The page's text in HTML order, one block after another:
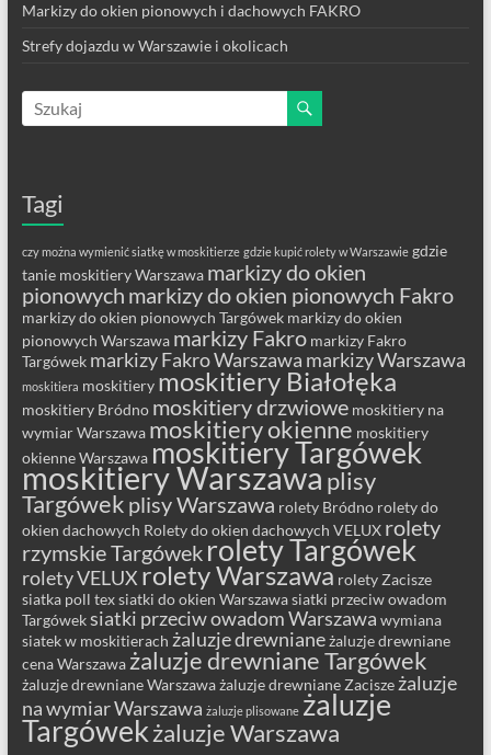
Markizy do okien pionowych i dachowych FAKRO
Strefy dojazdu w Warszawie i okolicach
Tagi
czy można wymienić siatkę w moskitierze gdzie kupić rolety w Warszawie gdzie
tanie moskitiery Warszawa markizy do okien
pionowych markizy do okien pionowych Fakro
markizy do okien pionowych Targówek markizy do okien
pionowych Warszawa markizy Fakro markizy Fakro
Targówek markizy Fakro Warszawa markizy Warszawa
moskitiera moskitiery moskitiery Białołęka
moskitiery Bródno moskitiery drzwiowe moskitiery na
wymiar Warszawa moskitiery okienne moskitiery
okienne Warszawa moskitiery Targówek
moskitiery Warszawa plisy
Targówek plisy Warszawa rolety Bródno rolety do
okien dachowych Rolety do okien dachowych VELUX rolety
rzymskie Targówek rolety Targówek
rolety VELUX rolety Warszawa rolety Zacisze
siatka poll texsiatki do okien Warszawasiatki przeciw owadom
Targóweksiatki przeciw owadom Warszawa wymiana
siatek w moskitierach żaluzje drewnianeżaluzje drewniane
cena Warszawa żaluzje drewniane Targówek
żaluzje drewniane Warszaważaluzje drewniane Zacisze żaluzje
na wymiar Warszawa żaluzje plisowane żaluzje
Targówekżaluzje Warszawa